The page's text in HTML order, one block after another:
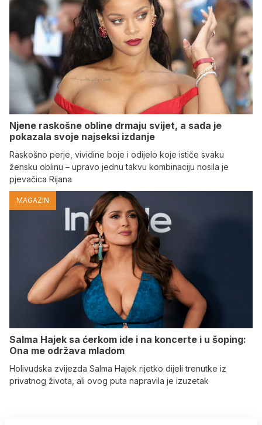
Njene raskošne obline drmaju svijet, a sada je
pokazala svoje najseksi izdanje
Raskošno perje, vividine boje i odijelo koje ističe svaku
žensku oblinu – upravo jednu takvu kombinaciju nosila je
pjevačica Rijana
MAGAZIN
Salma Hajek sa ćerkom ide i na koncerte i u šoping:
Ona me održava mladom
Holivudska zvijezda Salma Hajek rijetko dijeli trenutke iz
privatnog života, ali ovog puta napravila je izuzetak